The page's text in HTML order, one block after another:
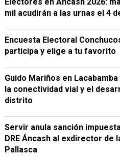
mil acudirán a las urnas el 4
Encuesta Electoral
participa y elige a tu favorito
Guido Mariños en
la conectividad vial y el
distrito
Servir anula sanción
DRE Áncash al exdirector de
Pallasca